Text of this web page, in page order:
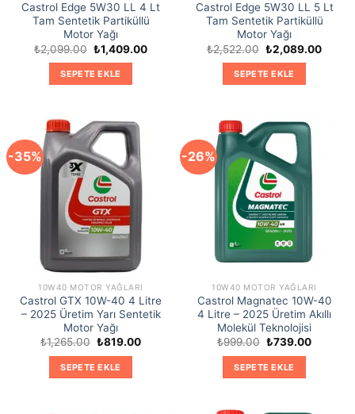
Castrol Edge 5W30 LL 4 Lt
Tam Sentetik Partiküllü
Motor Yağı
₺2,099.00 Orijinal
fiyat:
₺2,099.00.
₺1,409.00Şu
SEPETE EKLE
Castrol Edge 5W30 LL 5 Lt
Tam Sentetik Partiküllü
Motor Yağı
₺2,522.00 Orijinal
fiyat:
₺2,522.00.
₺2,089.00Şu
SEPETE EKLE
-35%
10W40 MOTOR YAĞLARI
Castrol GTX 10W-40 4 Litre
– 2025 Üretim Yarı Sentetik
Motor Yağı
₺1,265.00 Orijinal
₺1,265.00.
₺819.00Şu
SEPETE EKLE
-26%
10W40 MOTOR YAĞLARI
Castrol Magnatec 10W-40
4 Litre – 2025 Üretim Akıllı
Molekül Teknolojisi
₺999.00 Orijinal
₺999.00.
₺739.00Şu
SEPETE EKLE